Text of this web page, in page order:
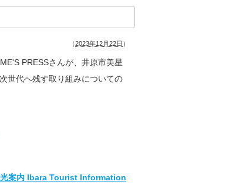
（2023年12月22日 ）
PRESSさんが、井原市美星
世代へ残す取り組みについての
光案内 Ibara Tourist Information